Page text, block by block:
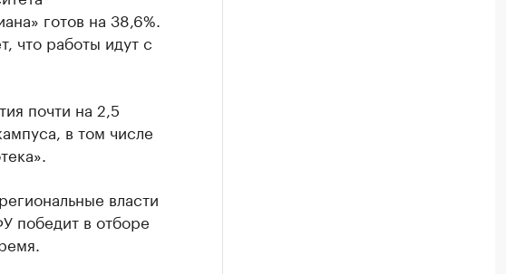
готов на 38,6%.
что работы идут с
почти на 2,5
в том числе
власти
победит в отборе